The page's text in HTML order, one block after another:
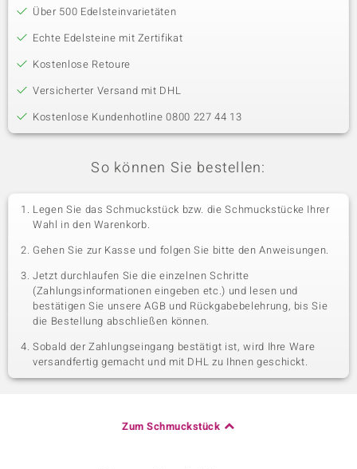
Über 500 Edelsteinvarietäten
Echte Edelsteine mit Zertifikat
Kostenlose Retoure
Versicherter Versand mit DHL
Kostenlose Kundenhotline 0800 227 44 13
So können Sie bestellen:
Legen Sie das Schmuckstück bzw. die Schmuckstücke Ihrer
Wahl in den Warenkorb.
Gehen Sie zur Kasse und folgen Sie bitte den Anweisungen.
Jetzt durchlaufen Sie die einzelnen Schritte
(Zahlungsinformationen eingeben etc.) und lesen und
bestätigen Sie unsere AGB und Rückgabebelehrung, bis Sie
die Bestellung abschließen können.
Sobald der Zahlungseingang bestätigt ist, wird Ihre Ware
versandfertig gemacht und mit DHL zu Ihnen geschickt.
Zum Schmuckstück